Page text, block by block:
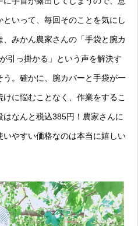
いって、毎回そのことを気にし
みかん農家さんの「手袋と腕カ
引っ掛かる」という声を解決す
。確かに、腕カバーと手袋が一
に悩むことなく、作業をするこ
なんと税込385円！農家さんに
やすい価格なのは本当に嬉しい